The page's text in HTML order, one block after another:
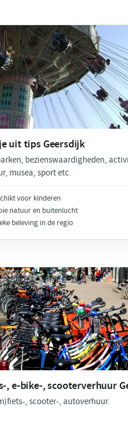
uit tipsGeersdijk
bezienswaardigheden,
musea, sport etc.
voor kinderen
natuur en buitenlucht
beleving in de regio
, e-bike-, scooterverhuur
, scooter-, autoverhuur.